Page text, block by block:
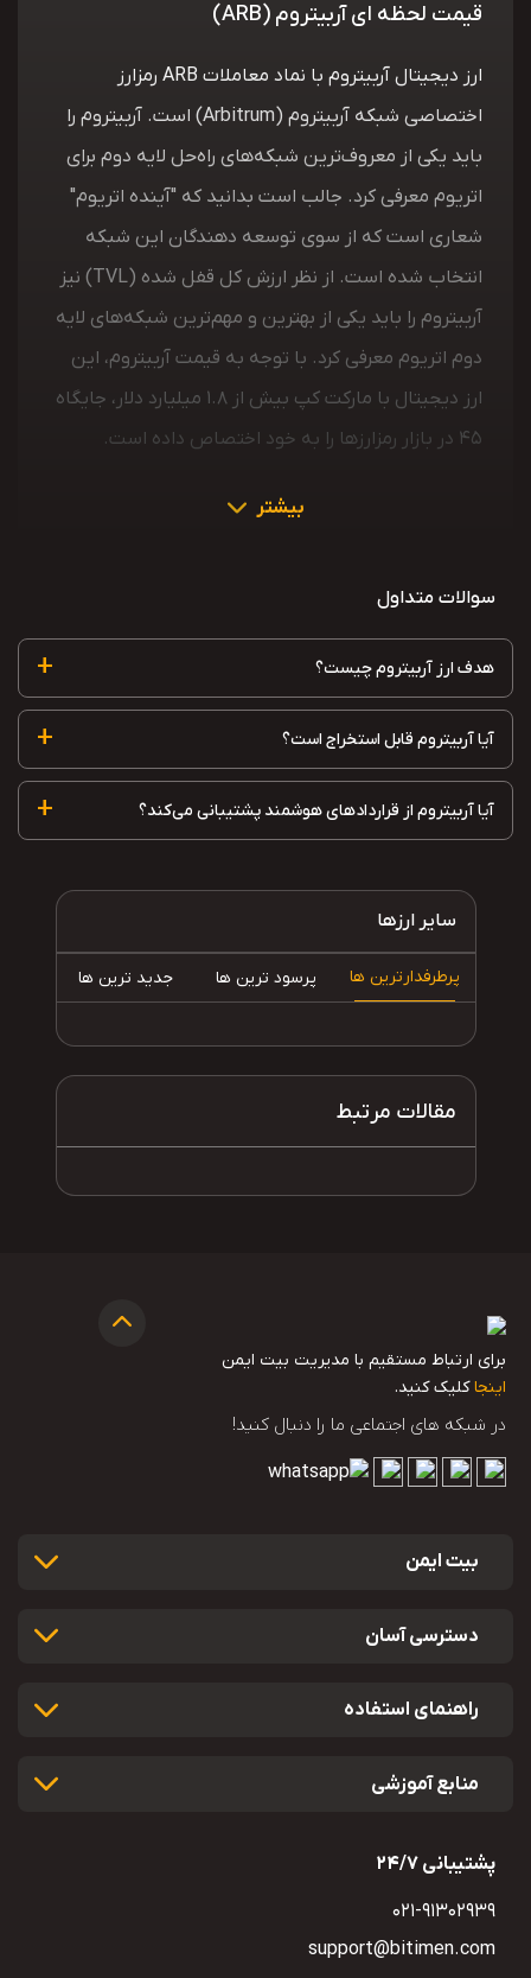
قیمت لحظه ای آربیتروم (ARB)
ارز دیجیتال آربیتروم با نماد معاملات ARB رمزارز
اختصاصی شبکه آربیتروم (Arbitrum) است. آربیتروم را
باید یکی از معروف‌ترین شبکه‌های راه‌حل لایه دوم برای
اتریوم معرفی کرد. جالب است بدانید که "آینده اتریوم"
شعاری است که از سوی توسعه دهندگان این شبکه
انتخاب شده است. از نظر ارزش کل قفل شده (TVL) نیز
آربیتروم را باید یکی از بهترین و مهم‌ترین شبکه‌های لایه
دوم اتریوم معرفی کرد. با توجه به قیمت آربیتروم، این
ارز دیجیتال با مارکت کپ بیش از 1.8 میلیارد دلار، جایگاه
45 در بازار رمزارزها را به‌ خود اختصاص داده است.
بیشتر
سوالات متداول
هدف ارز آربیتروم چیست؟ +
آیا آربیتروم قابل استخراج است؟ +
آیا آربیتروم از قراردادهای هوشمند پشتیبانی می‌کند؟ +
سایر ارزها
پرطرفدارترین ها پرسود ترین ها جدید ترین ها
مقالات مرتبط
برای ارتباط مستقیم با مدیریت بیت ایمن
اینجاکلیک کنید.
در شبکه های اجتماعی ما را دنبال کنید!
بیت ایمن
دسترسی آسان
راهنمای استفاده
منابع آموزشی
پشتیبانی 24/7
021-91302939